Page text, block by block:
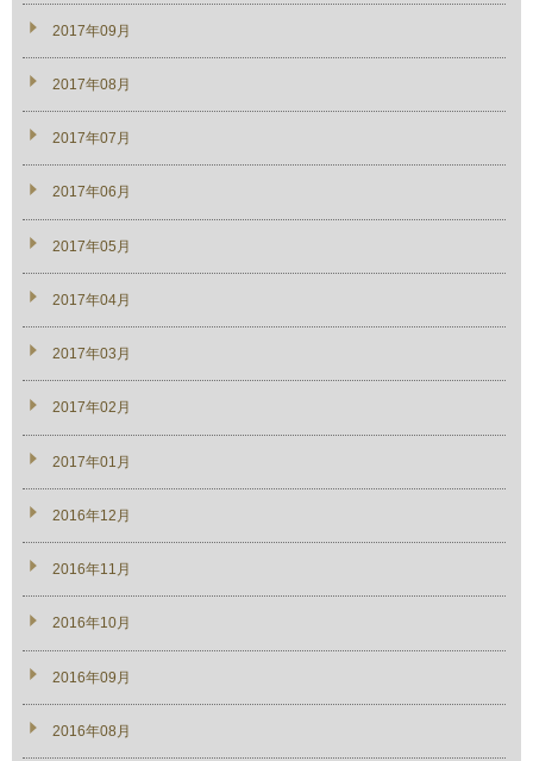
2017年09月
2017年08月
2017年07月
2017年06月
2017年05月
2017年04月
2017年03月
2017年02月
2017年01月
2016年12月
2016年11月
2016年10月
2016年09月
2016年08月